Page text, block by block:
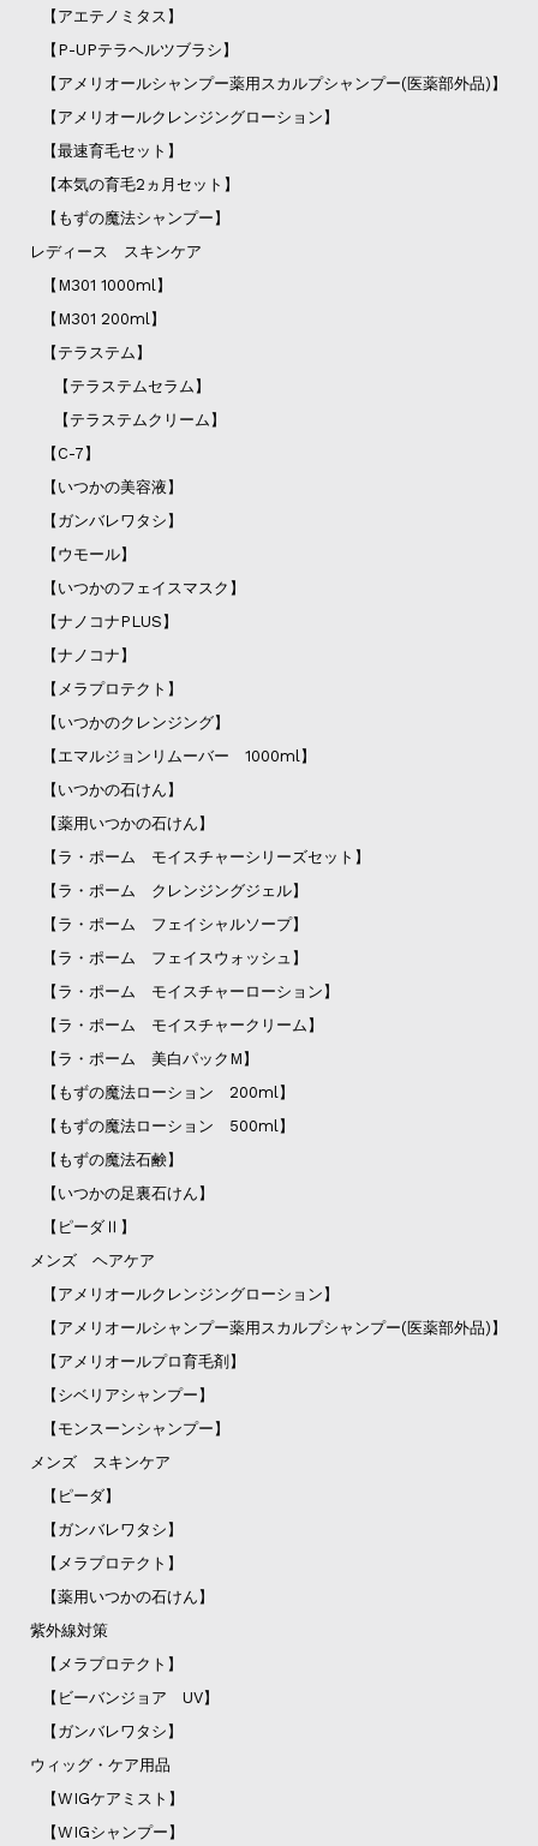
【アエテノミタス】
【P-UPテラヘルツブラシ】
【アメリオールシャンプー薬用スカルプシャンプー(医薬部外品)】
【アメリオールクレンジングローション】
【最速育毛セット】
【本気の育毛2ヵ月セット】
【もずの魔法シャンプー】
レディース スキンケア
【M301 1000ml】
【M301 200ml】
【テラステム】
【テラステムセラム】
【テラステムクリーム】
【C-7】
【いつかの美容液】
【ガンバレワタシ】
【ウモール】
【いつかのフェイスマスク】
【ナノコナPLUS】
【ナノコナ】
【メラプロテクト】
【いつかのクレンジング】
【エマルジョンリムーバー 1000ml】
【いつかの石けん】
【薬用いつかの石けん】
【ラ・ポーム モイスチャーシリーズセット】
【ラ・ポーム クレンジングジェル】
【ラ・ポーム フェイシャルソープ】
【ラ・ポーム フェイスウォッシュ】
【ラ・ポーム モイスチャーローション】
【ラ・ポーム モイスチャークリーム】
【ラ・ポーム 美白パックM】
【もずの魔法ローション 200ml】
【もずの魔法ローション 500ml】
【もずの魔法石鹸】
【いつかの足裏石けん】
【ピーダⅡ】
メンズ ヘアケア
【アメリオールクレンジングローション】
【アメリオールシャンプー薬用スカルプシャンプー(医薬部外品)】
【アメリオールプロ育毛剤】
【シベリアシャンプー】
【モンスーンシャンプー】
メンズ スキンケア
【ピーダ】
【ガンバレワタシ】
【メラプロテクト】
【薬用いつかの石けん】
紫外線対策
【メラプロテクト】
【ビーバンジョア UV】
【ガンバレワタシ】
ウィッグ・ケア用品
【WIGケアミスト】
【WIGシャンプー】